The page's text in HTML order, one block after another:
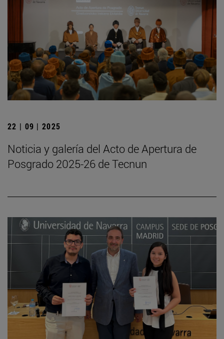
22 | 09 | 2025
Noticia y galería del Acto de Apertura de
Posgrado 2025-26 de Tecnun